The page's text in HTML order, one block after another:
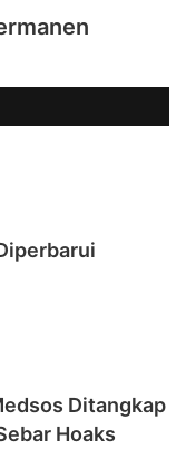
Ditangkap
Hoaks